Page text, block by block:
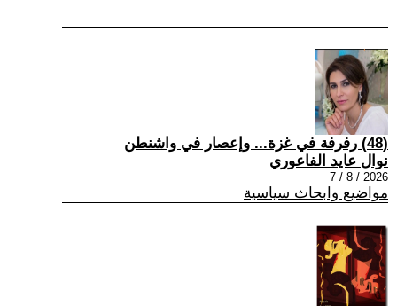
(48) رفرفة في غزة... وإعصار في واشنطن
نوال عايد الفاعوري
2026 / 8 / 7
مواضيع وابحاث سياسية